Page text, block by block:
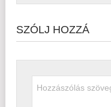
SZÓLJ HOZZÁ